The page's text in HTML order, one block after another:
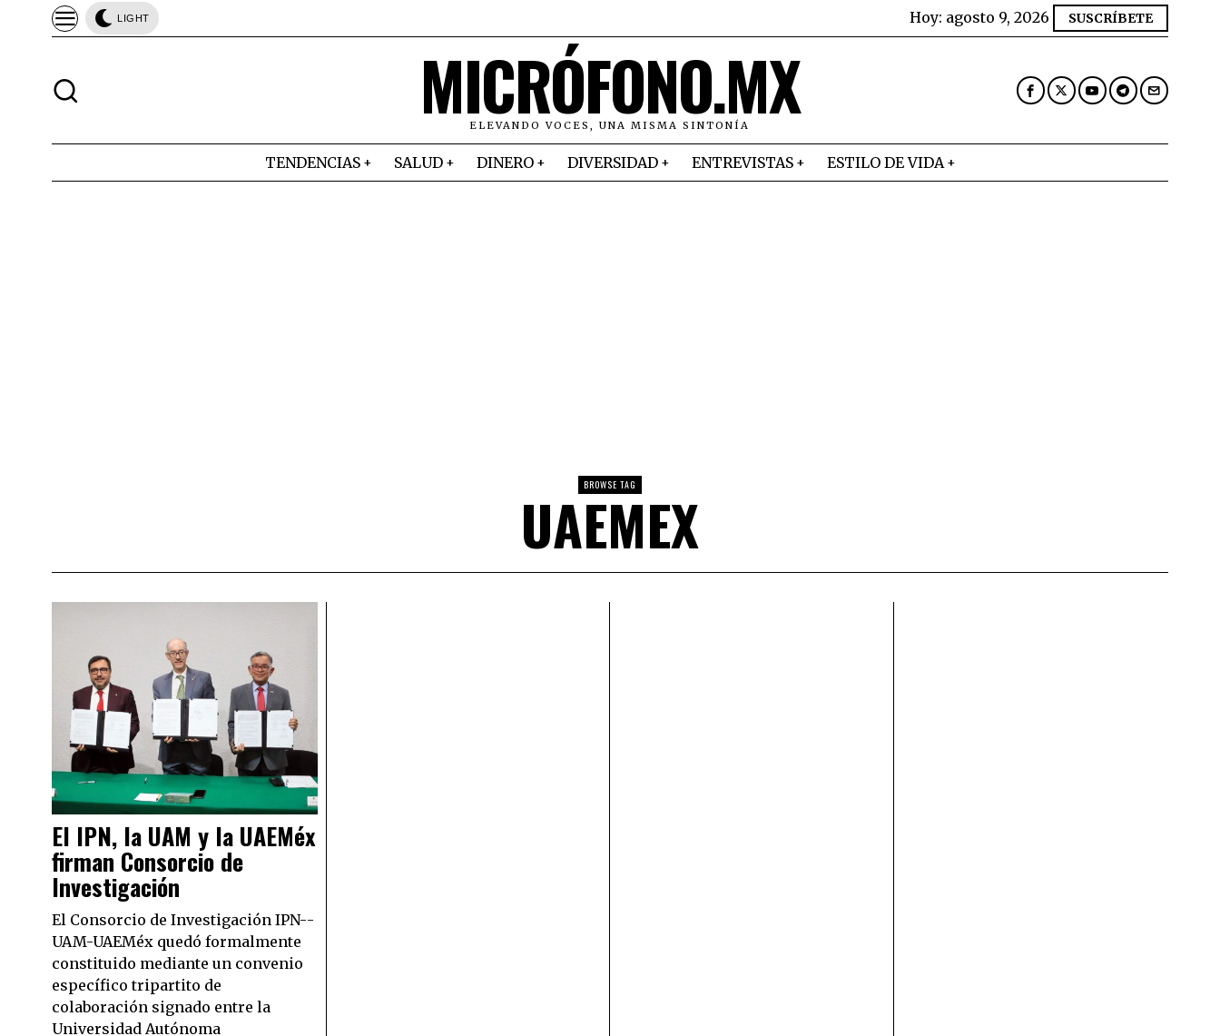
LIGHT Hoy: agosto 9, 2026 SUSCRÍBETE
MICRÓFONO.MX
ELEVANDO VOCES, UNA MISMA SINTONÍA
TENDENCIAS SALUD DINERO DIVERSIDAD ENTREVISTAS ESTILO DE VIDA
BROWSE TAG
UAEMEX
El IPN­, la UAM y la UAEMéx
firman Consorcio de
Investigación
El Consorcio de Investigación IPN-­
UAM-UAEMéx quedó formalmente
constituido mediante un convenio
específico tripartito de
colaboración signado entre la
Universidad Autónoma